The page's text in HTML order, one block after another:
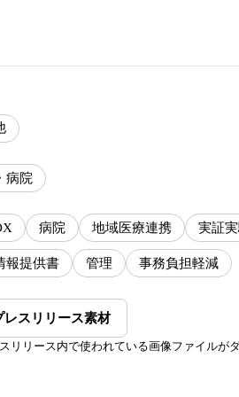
病院
病院 地域医療連携 実証
報提供書 管理 事務負担軽減
レスリリース素材
リリース内で使われている画像ファイルが